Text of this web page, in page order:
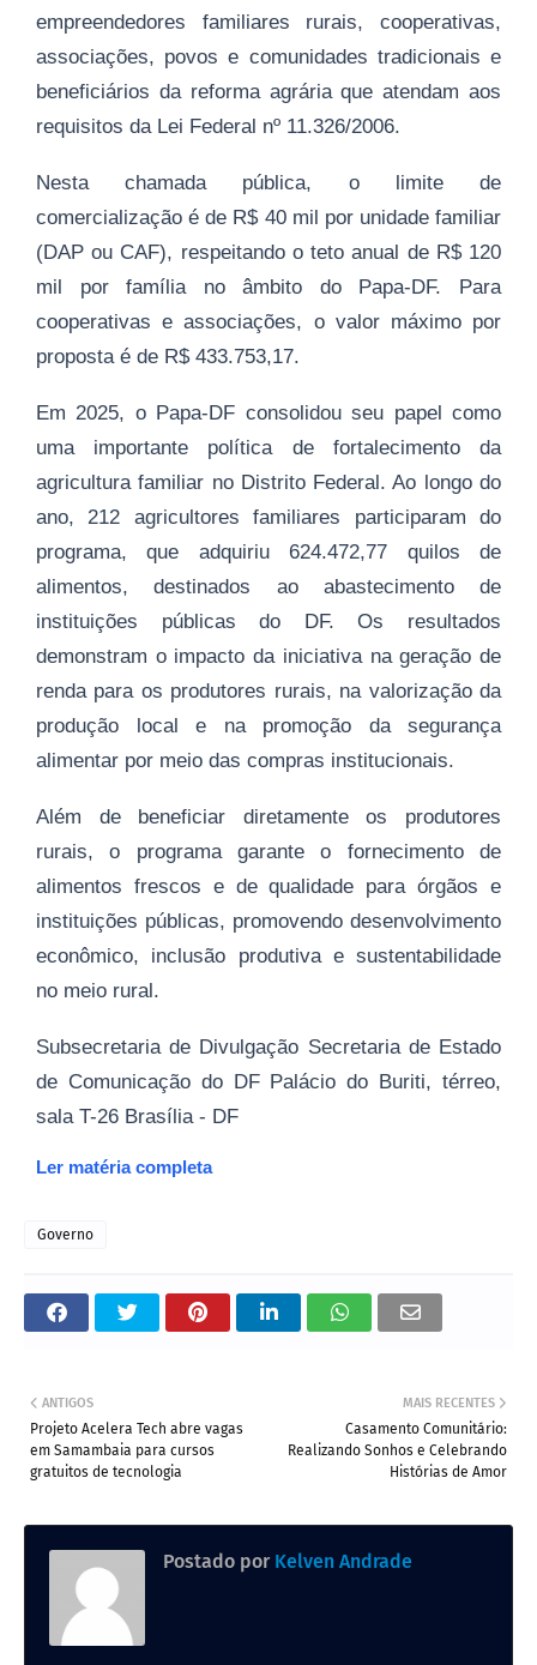
empreendedores familiares rurais, cooperativas,
associações, povos e comunidades tradicionais e
beneficiários da reforma agrária que atendam aos
requisitos da Lei Federal nº 11.326/2006.
Nesta chamada pública, o limite de
comercialização é de R$ 40 mil por unidade familiar
(DAP ou CAF), respeitando o teto anual de R$ 120
mil por família no âmbito do Papa-DF. Para
cooperativas e associações, o valor máximo por
proposta é de R$ 433.753,17.
Em 2025, o Papa-DF consolidou seu papel como
uma importante política de fortalecimento da
agricultura familiar no Distrito Federal. Ao longo do
ano, 212 agricultores familiares participaram do
programa, que adquiriu 624.472,77 quilos de
alimentos, destinados ao abastecimento de
instituições públicas do DF. Os resultados
demonstram o impacto da iniciativa na geração de
renda para os produtores rurais, na valorização da
produção local e na promoção da segurança
alimentar por meio das compras institucionais.
Além de beneficiar diretamente os produtores
rurais, o programa garante o fornecimento de
alimentos frescos e de qualidade para órgãos e
instituições públicas, promovendo desenvolvimento
econômico, inclusão produtiva e sustentabilidade
no meio rural.
Subsecretaria de Divulgação Secretaria de Estado
de Comunicação do DF Palácio do Buriti, térreo,
sala T-26 Brasília - DF
Ler matéria completa
Governo
MAIS RECENTES
Casamento Comunitário:
Realizando Sonhos e Celebrando
Histórias de Amor
ANTIGOS
Projeto Acelera Tech abre vagas
em Samambaia para cursos
gratuitos de tecnologia
Postado por Kelven Andrade